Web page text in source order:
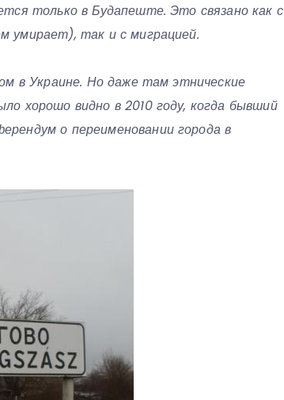
только в Будапеште. Это связано как с
умирает), так и с миграцией.
в Украине. Но даже там этнические
хорошо видно в 2010 году, когда бывший
о переименовании города в